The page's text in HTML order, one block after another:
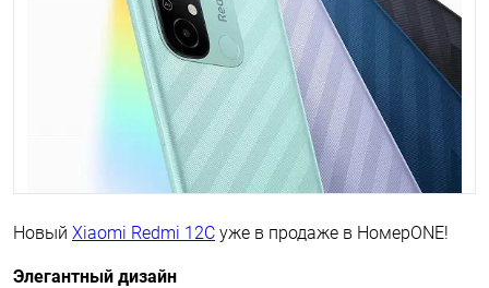
Новый Xiaomi Redmi 12C уже в продаже в НомерONE!
Элегантный дизайн